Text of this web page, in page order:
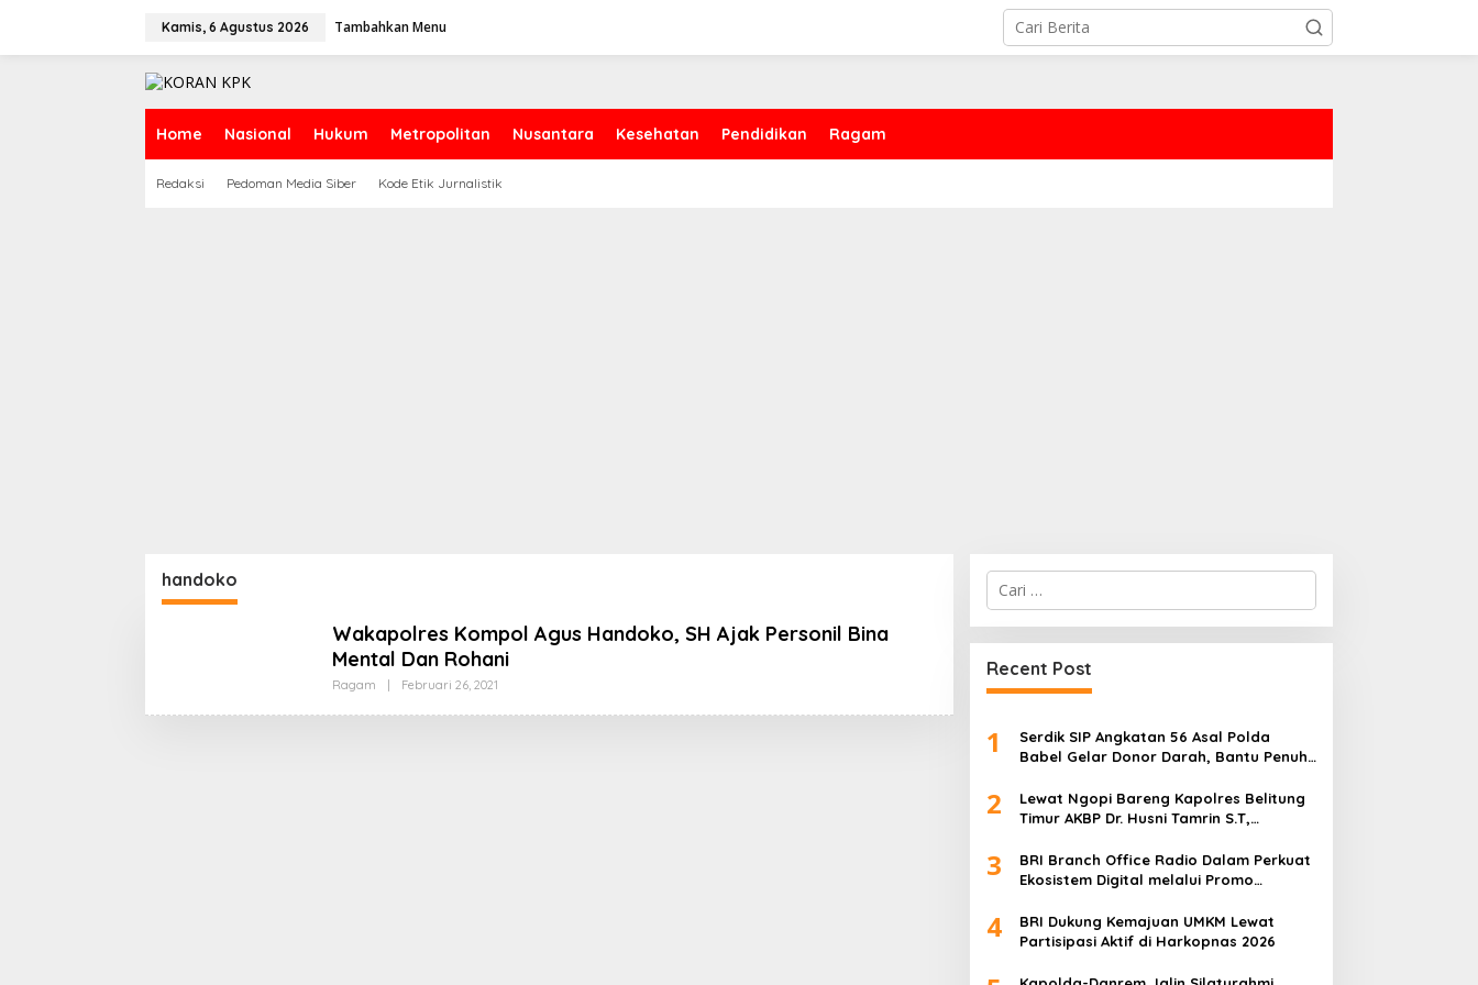
Kamis, 6 Agustus 2026 Tambahkan Menu
Home Nasional Hukum Metropolitan Nusantara Kesehatan Pendidikan Ragam
Redaksi Pedoman Media Siber Kode Etik Jurnalistik
handoko
Wakapolres Kompol Agus Handoko, SH Ajak Personil Bina
Mental Dan Rohani
Ragam Februari 26, 2021
KPK
Cari
untuk:
Recent Post
1
Serdik SIP Angkatan 56 Asal Polda
Babel Gelar Donor Darah, Bantu Penuhi
2
Lewat Ngopi Bareng Kapolres Belitung
Timur AKBP Dr. Husni Tamrin S.T,
Awak Media
3
BRI Branch Office Radio Dalam Perkuat
Ekosistem Digital melalui Promo
4
BRI Dukung Kemajuan UMKM Lewat
Partisipasi Aktif di Harkopnas 2026